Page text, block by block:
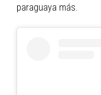
paraguaya más.